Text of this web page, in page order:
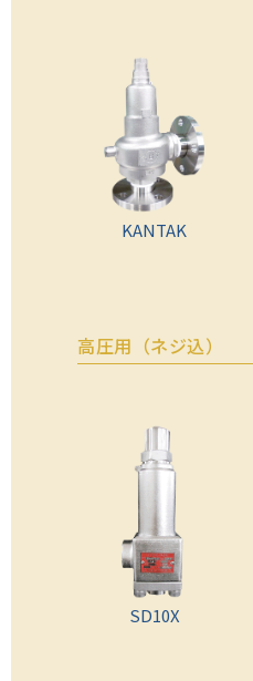
KANTAK
高圧用（ネジ込）
SD10X